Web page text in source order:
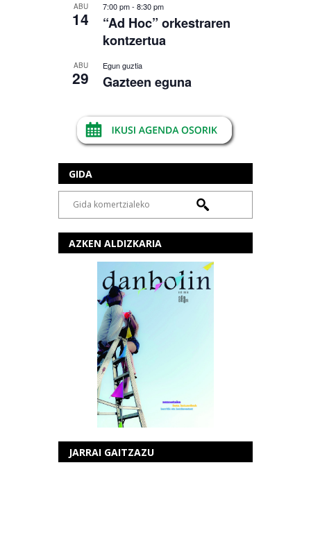
ABU
14
7:00 pm- 8:30 pm
“Ad Hoc” orkestraren
kontzertua
ABU
29
Egun guztia
Gazteen eguna
GIDA
AZKEN ALDIZKARIA
JARRAI GAITZAZU